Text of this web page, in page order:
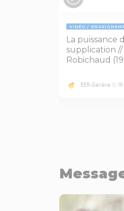
VIDÉO
La puissance
supplication
Robichaud
EER-Genève